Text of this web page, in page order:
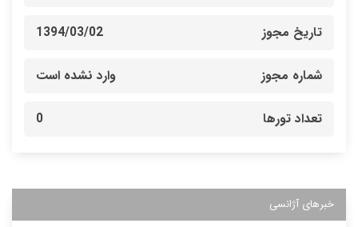
تاریخ مجوز 1394/03/02
شماره مجوز وارد نشده است
تعداد تورها 0
خبرهای آژانسی